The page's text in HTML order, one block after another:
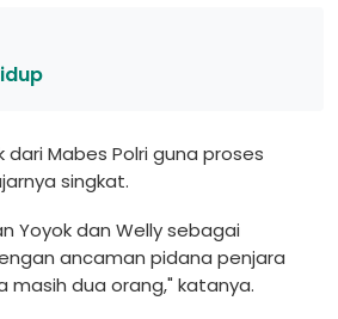
Mabes Polri guna proses
singkat.
Yoyok dan Welly sebagai
ancaman pidana penjara
masih dua orang," katanya.